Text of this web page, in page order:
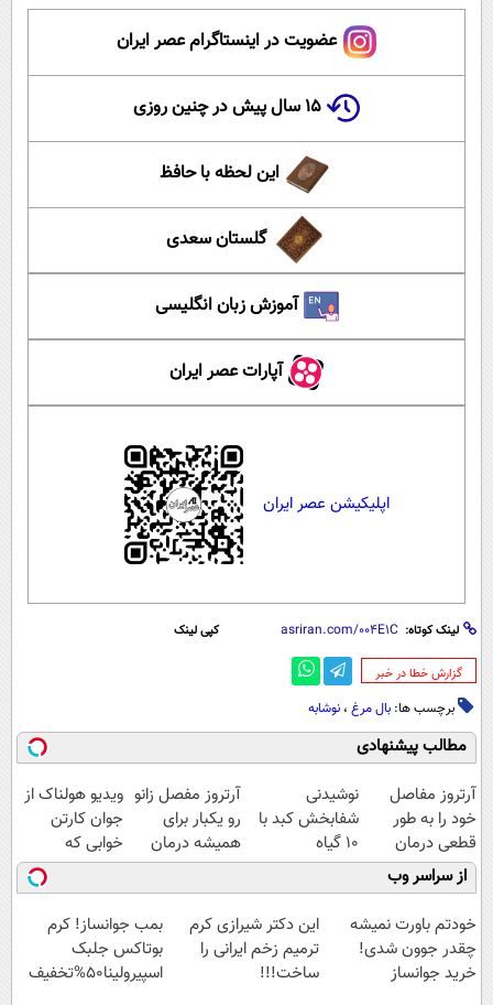
عضویت در اینستاگرام عصر ایران
۱۵ سال پیش در چنین روزی
این لحظه با حافظ
گلستان سعدی
آموزش زبان انگلیسی
آپارات عصر ایران
اپلیکیشن عصر ایران
لینک کوتاه: کپی لینک
‌گزارش خطا در خبر
برچسب ها: بال مرغ ، نوشابه
مطالب پیشنهادی
آرتروز مفاصل
خود را به طور
قطعی درمان
کنید!
◗پرسش‌نامه◖
نوشیدنی
شفابخش کبد با
10 گیاه
موثر(تخفیف تا
امشب)
آرتروز مفصل زانو
رو یکبار برای
همیشه درمان
کن!
◗پرسش‌نامه◖
ویدیو هولناک از
جوان کارتن
خوابی که
میلیاردر شد.
آموزش رایگان
از سراسر وب
خودتم باورت نمیشه
چقدر جوون شدی!
خرید جوانساز
این دکتر شیرازی کرم
ترمیم زخم ایرانی را
ساخت!!!
بمب جوانساز! کرم
بوتاکس جلبک
اسپیرولینا50%تخفیف